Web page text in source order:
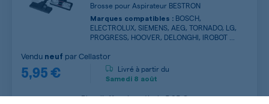
Brosse pour Aspirateur BESTRON
Marques compatibles : BOSCH,
ELECTROLUX, SIEMENS, AEG, TORNADO, LG,
PROGRESS, HOOVER, DELONGHI, IROBOT ...
5,95 €
Vendu neuf parCellastor
Livré à partir du
Samedi 8 août
Plus d’offres à partir de5,95 €